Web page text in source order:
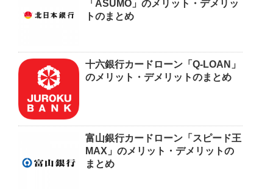
「ASUMO」のメリット・デメリッ
トのまとめ
十六銀行カードローン「Q-LOAN」
のメリット・デメリットのまとめ
富山銀行カードローン「スピード王
MAX」のメリット・デメリットの
まとめ